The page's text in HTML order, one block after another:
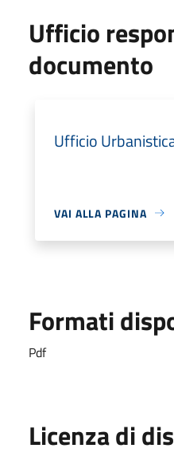
Ufficio
documento
Ufficio
VAI ALLA PAGINA
Formati
Pdf
Licenza di